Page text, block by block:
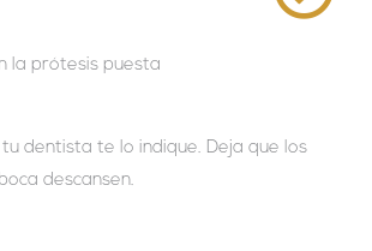
la prótesis puesta
dentista te lo indique. Deja que los
descansen.